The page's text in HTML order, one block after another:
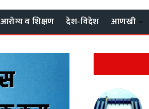
आरोग्य व शिक्षण देश-विदेश आणखी